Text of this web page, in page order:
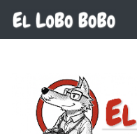
Ir al contenido principal